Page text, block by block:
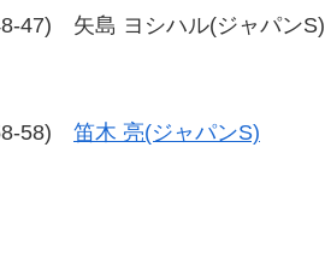
47) 矢島 ヨシハル(ジャパンS)
58) 笛木 亮(ジャパンS)